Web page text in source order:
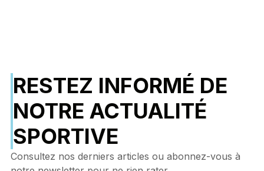
RESTEZ INFORMÉ DE
NOTRE ACTUALITÉ
SPORTIVE
Consultez nos derniers articles ou abonnez-vous à